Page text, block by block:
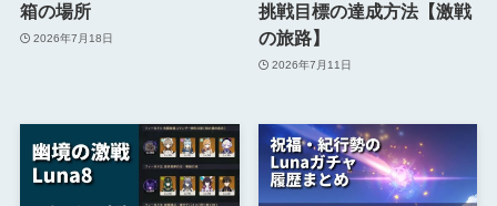
箱の場所
2026年7月18日
挑戦目標の達成方法【激戦
の旅路】
2026年7月11日